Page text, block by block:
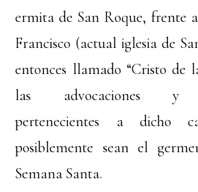
ermita de San Roque, frente
Francisco (actual iglesia de
entonces llamado “Cristo de
las advocaciones y
pertenecientes a dicho
posiblemente sean el
Semana Santa.